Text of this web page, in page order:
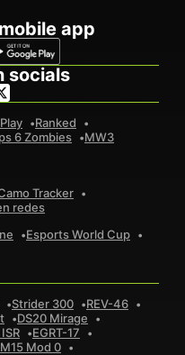
app
socials
Ranked
6 Zombies MW3
Tracker
redes
Esports World Cup
Strider 300
REV-46
DS20 Mirage
EGRT-17
M15 Mod 0